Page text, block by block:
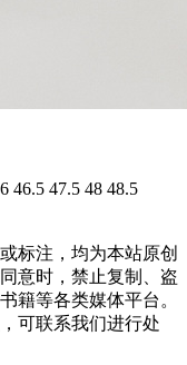
46.5 47.5 48 48.5
标注，均为本站原创
意时，禁止复制、盗
籍等各类媒体平台。
可联系我们进行处